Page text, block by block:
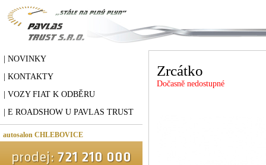
| NOVINKY
| KONTAKTY
| VOZY FIAT K ODBĚRU
| E ROADSHOW U PAVLAS TRUST
autosalon CHLEBOVICE
Zrcátko
Dočasně nedostupné